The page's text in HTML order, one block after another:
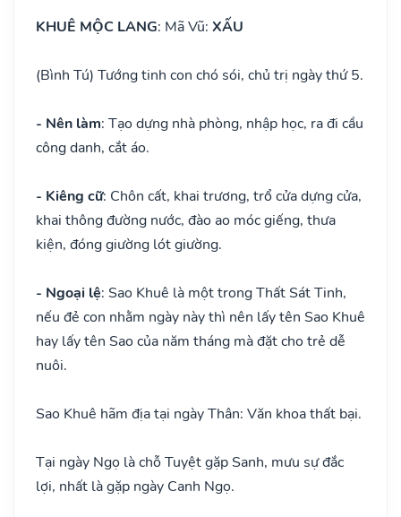
KHUÊ MỘC LANG: Mã Vũ: XẤU
(Bình Tú) Tướng tinh con chó sói, chủ trị ngày thứ 5.
- Nên làm: Tạo dựng nhà phòng, nhập học, ra đi cầu
công danh, cắt áo.
- Kiêng cữ: Chôn cất, khai trương, trổ cửa dựng cửa,
khai thông đường nước, đào ao móc giếng, thưa
kiện, đóng giường lót giường.
- Ngoại lệ: Sao Khuê là một trong Thất Sát Tinh,
nếu đẻ con nhằm ngày này thì nên lấy tên Sao Khuê
hay lấy tên Sao của năm tháng mà đặt cho trẻ dễ
nuôi.
Sao Khuê hãm địa tại ngày Thân: Văn khoa thất bại.
Tại ngày Ngọ là chỗ Tuyệt gặp Sanh, mưu sự đắc
lợi, nhất là gặp ngày Canh Ngọ.